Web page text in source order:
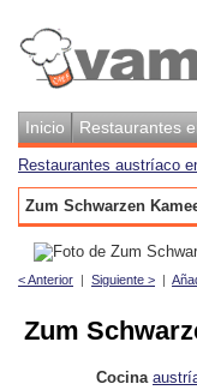
Inicio Restaurantes
Restaurantes austríaco
Zum Schwarzen
< Anterior | Siguiente > |
Zum
Cocina